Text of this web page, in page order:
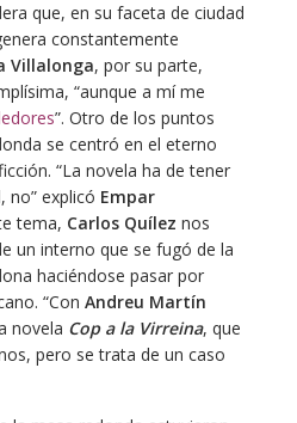
que, en su faceta de ciudad
constantemente
Villalonga, por su parte,
“aunque a mí me
”. Otro de los puntos
se centró en el eterno
“La novela ha de tener
no” explicó Empar
tema, Carlos Quílez nos
un interno que se fugó de la
haciéndose pasar por
“Con Andreu Martín
novela Cop a la Virreina, que
pero se trata de un caso